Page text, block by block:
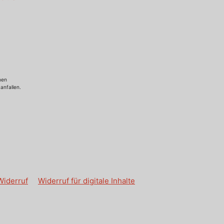
Widerruf für digitale Inhalte